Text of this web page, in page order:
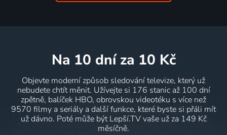
na 10 dní za 10 Kč
Objevte moderní způsob sledování televize, který už
nebudete chtít měnit. Užívejte si 176 stanic až 100 dní
zpětně, balíček HBO, obrovskou videotéku s více než
9570 filmy a seriály a další funkce, které byste si přáli mít
už dávno. Poté může být Lepší.TV vaše už za 149 Kč
měsíčně.